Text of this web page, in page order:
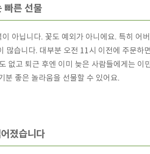
빠른 선물
아닙니다. 꽃도 예외가 아니에요. 특히 어
많습니다. 대부분 오전 11시 이전에 주문하
없고 퇴근 후엔 이미 늦은 사람들에게는 이
분 좋은 놀라움을 선물할 수 있어요.
졌습니다